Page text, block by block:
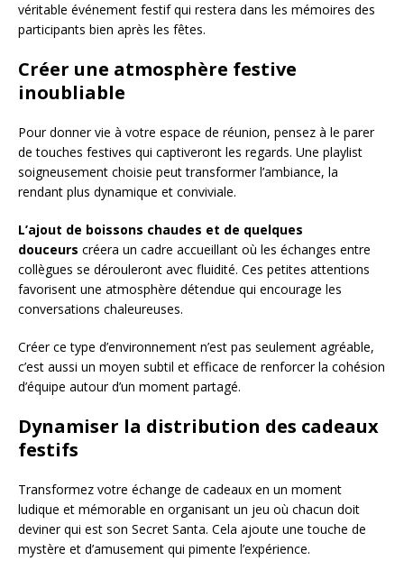
véritable événement festif qui restera dans les mémoires des
participants bien après les fêtes.
Créer une atmosphère festive
inoubliable
Pour donner vie à votre espace de réunion, pensez à le parer
de touches festives qui captiveront les regards. Une playlist
soigneusement choisie peut transformer l’ambiance, la
rendant plus dynamique et conviviale.
L’ajout de boissons chaudes et de quelques
douceurs créera un cadre accueillant où les échanges entre
collègues se dérouleront avec fluidité. Ces petites attentions
favorisent une atmosphère détendue qui encourage les
conversations chaleureuses.
Créer ce type d’environnement n’est pas seulement agréable,
c’est aussi un moyen subtil et efficace de renforcer la cohésion
d’équipe autour d’un moment partagé.
Dynamiser la distribution des cadeaux
festifs
Transformez votre échange de cadeaux en un moment
ludique et mémorable en organisant un jeu où chacun doit
deviner qui est son Secret Santa. Cela ajoute une touche de
mystère et d’amusement qui pimente l’expérience.